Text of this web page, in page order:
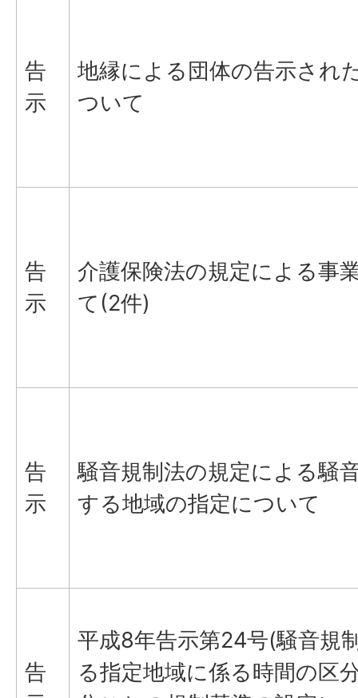
告
示
地縁による団体の告示され
ついて
告
示
介護保険法の規定による事
て(2件)
告
示
騒音規制法の規定による騒
する地域の指定について
告
平成8年告示第24号(騒音規
る指定地域に係る時間の区